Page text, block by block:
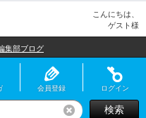
こんにちは、
ゲスト様
集部ブログ
会員登録 ログイン
リセット検索